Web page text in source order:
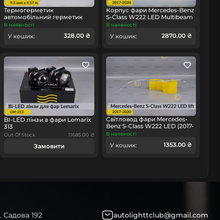
Термогерметик
автомобільний герметик
для фар Orgavyl Оргавіл
В наявності
У кошик: 328.00 ₴
Корпус фари Mercedes-Benz
S-Class W222 LED Multibeam
(2017-2020) рест лівий
В наявності
У кошик: 2870.00 ₴
BI-LED лінзи в фари Lemarix
313
Out Of Stock 11685.00 ₴
Замовити
Світловод фари Mercedes-
Benz S-Class W222 LED (2017-
2020) рест внутрішній лівий
В наявності
У кошик: 1353.00 ₴
Садова 192 autolighttclub@gmail.com